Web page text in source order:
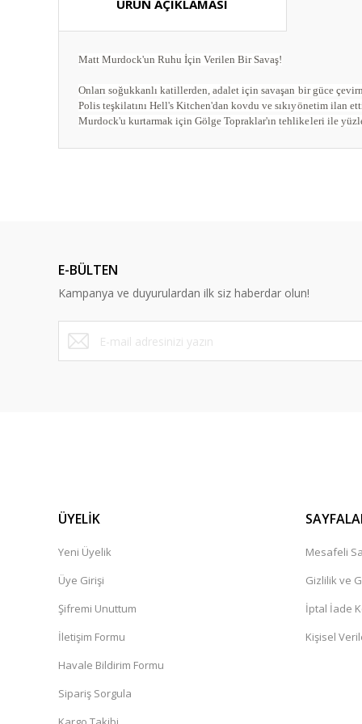
ÜRÜN AÇIKLAMASI
Matt Murdock'un Ruhu İçin Verilen Bir Savaş!
Onları soğukkanlı katillerden, adalet için savaşan bir güce
Polis teşkilatını Hell's Kitchen'dan kovdu ve sıkıyönetim ilan
Murdock'u kurtarmak için Gölge Topraklar'ın tehlikeleri ile
Ürün bilgilerinde hatalar bulunuyor.
Ürün fiyatı diğer sitelerden daha pahalı.
Bu ürüne benzer farklı alternatifler olmalı.
E-BÜLTEN
Kampanya ve duyurulardan ilk siz haberdar olun!
ÜYELİK
Yeni Üyelik
Üye Girişi
Şifremi Unuttum
İletişim Formu
Havale Bildirim Formu
Sipariş Sorgula
Mesafeli
Gizlilik ve
İptal İade
Kişisel